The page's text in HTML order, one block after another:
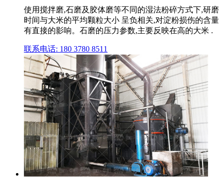
使用搅拌磨,石磨及胶体磨等不同的湿法粉碎方式下,研磨
时间与大米的平均颗粒大小 呈负相关,对淀粉损伤的含量
有直接的影响。石磨的压力参数,主要反映在高的大米 .
联系电话: 180 3780 8511